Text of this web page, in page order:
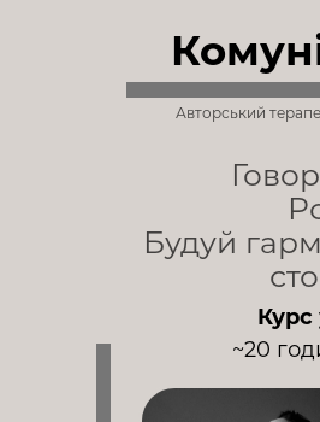
Авторський
Будуй
Курс
~20